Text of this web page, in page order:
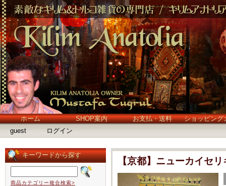
ホーム SHOP案内 お支払・送料
ショッピング
guest
ログイン
キーワードから探す
商品カテゴリー複合検索>
【京都】ニューカイセ